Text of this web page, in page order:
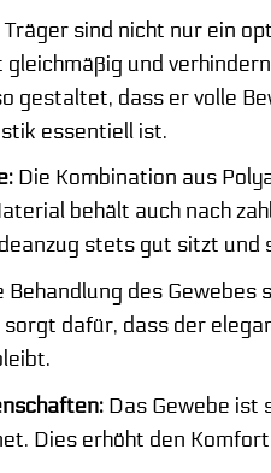
sind nicht nur ein
und
gestaltet, dass er volle
essentiell ist.
Die Kombination aus
behält auch nach
stets gut sitzt und
Behandlung des
dafür, dass der
Das Gewebe ist
Dies erhöht den Komfort